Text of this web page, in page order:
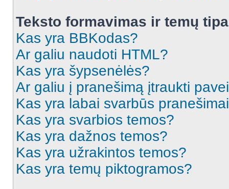
Teksto formavimas ir temų
Kas yra BBKodas?
Ar galiu naudoti HTML?
Kas yra šypsenėlės?
Ar galiu į pranešimą įtraukti
Kas yra labai svarbūs
Kas yra svarbios temos?
Kas yra dažnos temos?
Kas yra užrakintos temos?
Kas yra temų piktogramos?